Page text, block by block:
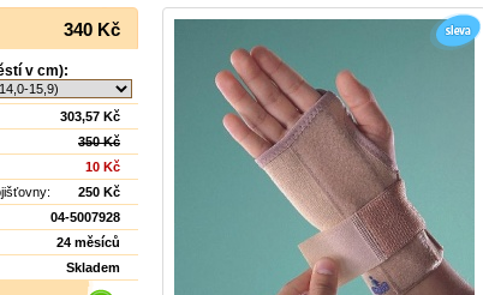
340 Kč
v cm):
303,57 Kč
350 Kč
10 Kč
250 Kč
04-5007928
24 měsíců
Skladem